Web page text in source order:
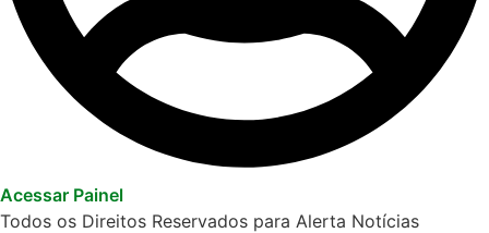
Acessar Painel
Todos os Direitos Reservados para Alerta Notícias